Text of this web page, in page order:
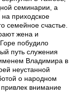
семинарии, а
приходское
семейное счастье.
жена и
побудило
путь служения
Владимира в
неустанной
о народном
внимание